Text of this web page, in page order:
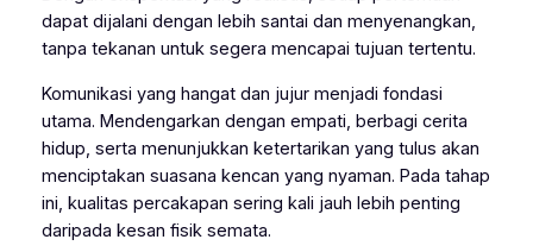
dapat dijalani dengan lebih santai dan menyenangkan,
tanpa tekanan untuk segera mencapai tujuan tertentu.
Komunikasi yang hangat dan jujur menjadi fondasi
utama. Mendengarkan dengan empati, berbagi cerita
hidup, serta menunjukkan ketertarikan yang tulus akan
menciptakan suasana kencan yang nyaman. Pada tahap
ini, kualitas percakapan sering kali jauh lebih penting
daripada kesan fisik semata.